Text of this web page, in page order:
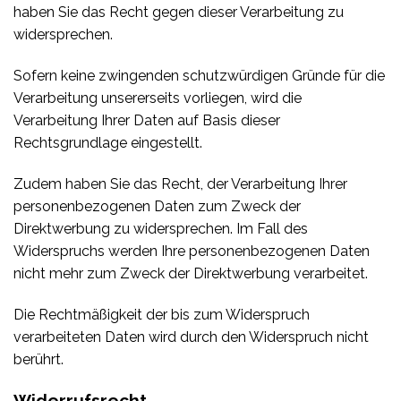
haben Sie das Recht gegen dieser Verarbeitung zu
widersprechen.
Sofern keine zwingenden schutzwürdigen Gründe für die
Verarbeitung unsererseits vorliegen, wird die
Verarbeitung Ihrer Daten auf Basis dieser
Rechtsgrundlage eingestellt.
Zudem haben Sie das Recht, der Verarbeitung Ihrer
personenbezogenen Daten zum Zweck der
Direktwerbung zu widersprechen. Im Fall des
Widerspruchs werden Ihre personenbezogenen Daten
nicht mehr zum Zweck der Direktwerbung verarbeitet.
Die Rechtmäßigkeit der bis zum Widerspruch
verarbeiteten Daten wird durch den Widerspruch nicht
berührt.